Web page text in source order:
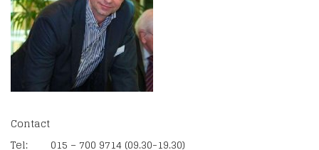
Contact
Tel: 015 – 700 9714 (09.30-19.30)